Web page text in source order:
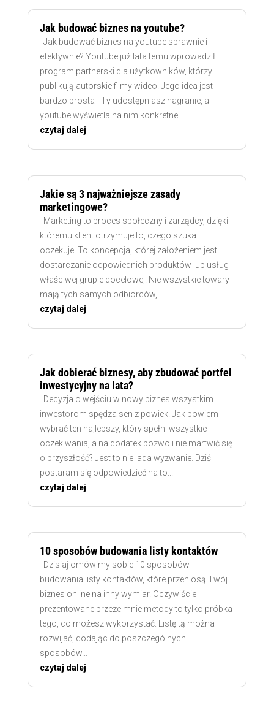
Jak budować biznes na youtube?
Jak budować biznes na youtube sprawnie i
efektywnie? Youtube już lata temu wprowadził
program partnerski dla użytkowników, którzy
publikują autorskie filmy wideo. Jego idea jest
bardzo prosta - Ty udostępniasz nagranie, a
youtube wyświetla na nim konkretne...
czytaj dalej
Jakie są 3 najważniejsze zasady
marketingowe?
Marketing to proces społeczny i zarządcy, dzięki
któremu klient otrzymuje to, czego szuka i
oczekuje. To koncepcja, której założeniem jest
dostarczanie odpowiednich produktów lub usług
właściwej grupie docelowej. Nie wszystkie towary
mają tych samych odbiorców,...
czytaj dalej
Jak dobierać biznesy, aby zbudować portfel
inwestycyjny na lata?
Decyzja o wejściu w nowy biznes wszystkim
inwestorom spędza sen z powiek. Jak bowiem
wybrać ten najlepszy, który spełni wszystkie
oczekiwania, a na dodatek pozwoli nie martwić się
o przyszłość? Jest to nie lada wyzwanie. Dziś
postaram się odpowiedzieć na to...
czytaj dalej
10 sposobów budowania listy kontaktów
Dzisiaj omówimy sobie 10 sposobów
budowania listy kontaktów, które przeniosą Twój
biznes online na inny wymiar. Oczywiście
prezentowane przeze mnie metody to tylko próbka
tego, co możesz wykorzystać. Listę tą można
rozwijać, dodając do poszczególnych
sposobów...
czytaj dalej